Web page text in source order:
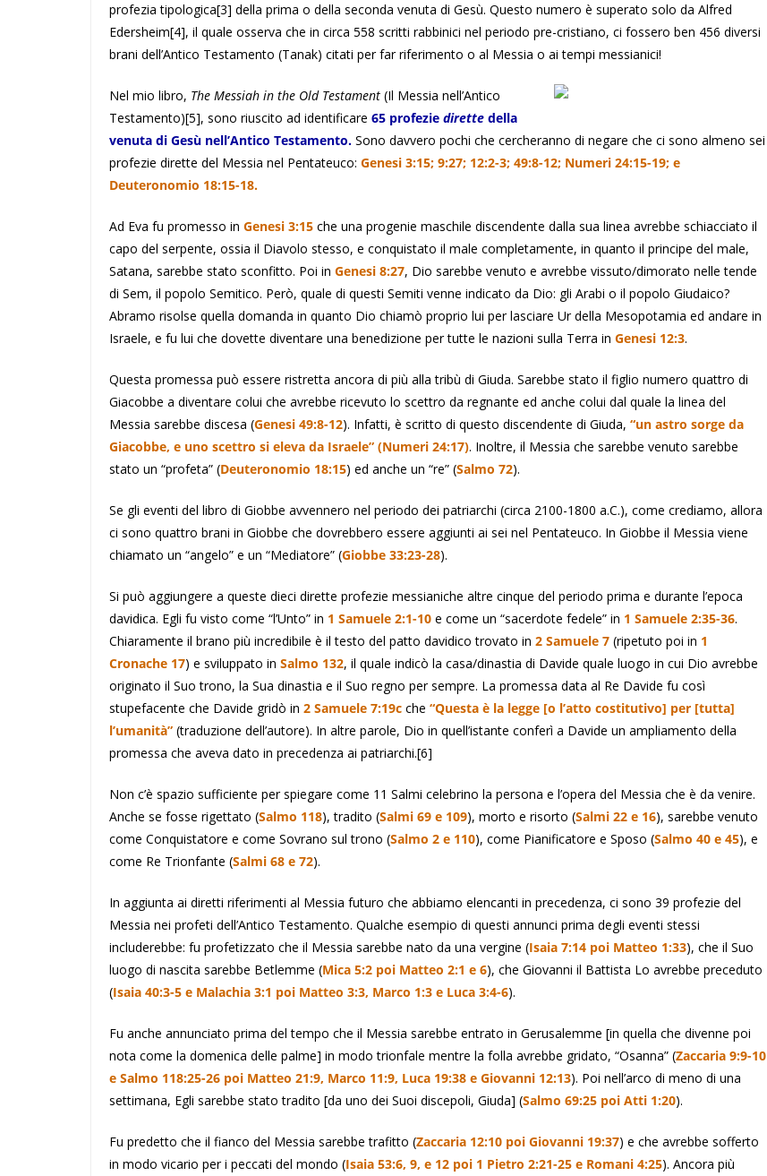
profezia tipologica[3] della prima o della seconda venuta di Gesù. Questo numero è superato solo da Alfred
Edersheim[4], il quale osserva che in circa 558 scritti rabbinici nel periodo pre-cristiano, ci fossero ben 456 diversi
brani dell’Antico Testamento (Tanak) citati per far riferimento o al Messia o ai tempi messianici!
Nel mio libro, The Messiah in the Old Testament (Il Messia nell’Antico
Testamento)[5], sono riuscito ad identificare 65 profezie dirette della
venuta di Gesù nell’Antico Testamento. Sono davvero pochi che cercheranno di negare che ci sono almeno sei
profezie dirette del Messia nel Pentateuco: Genesi 3:15; 9:27; 12:2-3; 49:8-12; Numeri 24:15-19; e
Deuteronomio 18:15-18.
Ad Eva fu promesso in Genesi 3:15 che una progenie maschile discendente dalla sua linea avrebbe schiacciato il
capo del serpente, ossia il Diavolo stesso, e conquistato il male completamente, in quanto il principe del male,
Satana, sarebbe stato sconfitto. Poi in Genesi 8:27, Dio sarebbe venuto e avrebbe vissuto/dimorato nelle tende
di Sem, il popolo Semitico. Però, quale di questi Semiti venne indicato da Dio: gli Arabi o il popolo Giudaico?
Abramo risolse quella domanda in quanto Dio chiamò proprio lui per lasciare Ur della Mesopotamia ed andare in
Israele, e fu lui che dovette diventare una benedizione per tutte le nazioni sulla Terra in Genesi 12:3.
Questa promessa può essere ristretta ancora di più alla tribù di Giuda. Sarebbe stato il figlio numero quattro di
Giacobbe a diventare colui che avrebbe ricevuto lo scettro da regnante ed anche colui dal quale la linea del
Messia sarebbe discesa (Genesi 49:8-12). Infatti, è scritto di questo discendente di Giuda, “un astro sorge da
Giacobbe, e uno scettro si eleva da Israele” (Numeri 24:17). Inoltre, il Messia che sarebbe venuto sarebbe
stato un “profeta” (Deuteronomio 18:15) ed anche un “re” (Salmo 72).
Se gli eventi del libro di Giobbe avvennero nel periodo dei patriarchi (circa 2100-1800 a.C.), come crediamo, allora
ci sono quattro brani in Giobbe che dovrebbero essere aggiunti ai sei nel Pentateuco. In Giobbe il Messia viene
chiamato un “angelo” e un “Mediatore” (Giobbe 33:23-28).
Si può aggiungere a queste dieci dirette profezie messianiche altre cinque del periodo prima e durante l’epoca
davidica. Egli fu visto come “l’Unto” in 1 Samuele 2:1-10 e come un “sacerdote fedele” in 1 Samuele 2:35-36.
Chiaramente il brano più incredibile è il testo del patto davidico trovato in 2 Samuele 7 (ripetuto poi in 1
Cronache 17) e sviluppato in Salmo 132, il quale indicò la casa/dinastia di Davide quale luogo in cui Dio avrebbe
originato il Suo trono, la Sua dinastia e il Suo regno per sempre. La promessa data al Re Davide fu così
stupefacente che Davide gridò in 2 Samuele 7:19c che “Questa è la legge [o l’atto costitutivo] per [tutta]
l’umanità” (traduzione dell’autore). In altre parole, Dio in quell’istante conferì a Davide un ampliamento della
promessa che aveva dato in precedenza ai patriarchi.[6]
Non c’è spazio sufficiente per spiegare come 11 Salmi celebrino la persona e l’opera del Messia che è da venire.
Anche se fosse rigettato (Salmo 118), tradito (Salmi 69 e 109), morto e risorto (Salmi 22 e 16), sarebbe venuto
come Conquistatore e come Sovrano sul trono (Salmo 2 e 110), come Pianificatore e Sposo (Salmo 40 e 45), e
come Re Trionfante (Salmi 68 e 72).
In aggiunta ai diretti riferimenti al Messia futuro che abbiamo elencanti in precedenza, ci sono 39 profezie del
Messia nei profeti dell’Antico Testamento. Qualche esempio di questi annunci prima degli eventi stessi
includerebbe: fu profetizzato che il Messia sarebbe nato da una vergine (Isaia 7:14 poi Matteo 1:33), che il Suo
luogo di nascita sarebbe Betlemme (Mica 5:2 poi Matteo 2:1 e 6), che Giovanni il Battista Lo avrebbe preceduto
(Isaia 40:3-5 e Malachia 3:1 poi Matteo 3:3, Marco 1:3 e Luca 3:4-6).
Fu anche annunciato prima del tempo che il Messia sarebbe entrato in Gerusalemme [in quella che divenne poi
nota come la domenica delle palme] in modo trionfale mentre la folla avrebbe gridato, “Osanna” (Zaccaria 9:9-10
e Salmo 118:25-26 poi Matteo 21:9, Marco 11:9, Luca 19:38 e Giovanni 12:13). Poi nell’arco di meno di una
settimana, Egli sarebbe stato tradito [da uno dei Suoi discepoli, Giuda] (Salmo 69:25 poi Atti 1:20).
Fu predetto che il fianco del Messia sarebbe trafitto (Zaccaria 12:10 poi Giovanni 19:37) e che avrebbe sofferto
in modo vicario per i peccati del mondo (Isaia 53:6, 9, e 12 poi 1 Pietro 2:21-25 e Romani 4:25). Ancora più